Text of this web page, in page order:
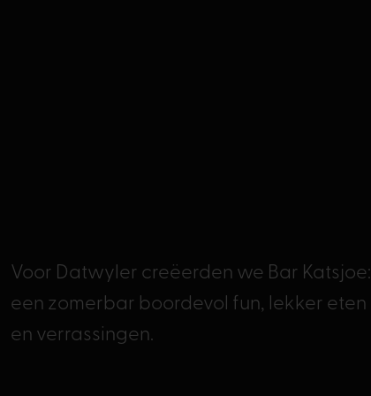
Voor Datwyler creëerden we Bar Katsjoe:
een zomerbar boordevol fun, lekker eten
en verrassingen.